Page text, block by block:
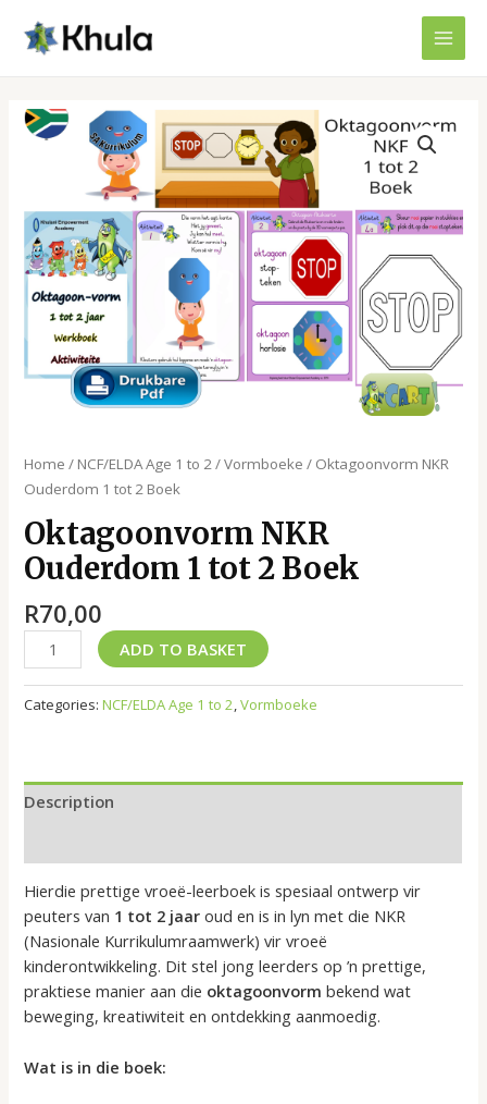
content
Home / NCF/ELDA Age 1 to 2 /Vormboeke / Oktagoonvorm NKR
Ouderdom 1 tot 2 Boek
Oktagoonvorm NKR
Ouderdom 1 tot 2 Boek
R70,00
Oktagoonvorm
NKR
Ouderdom
tot
2
Boek
quantity
ADD TO BASKET
Categories:NCF/ELDA Age 1 to 2,Vormboeke
Description
Hierdie prettige vroeë-leerboek is spesiaal ontwerp vir
peuters van 1 tot 2 jaar oud en is in lyn met die NKR
(Nasionale Kurrikulumraamwerk) vir vroeë
kinderontwikkeling. Dit stel jong leerders op ’n prettige,
praktiese manier aan die oktagoonvorm bekend wat
beweging, kreatiwiteit en ontdekking aanmoedig.
Wat is in die boek: